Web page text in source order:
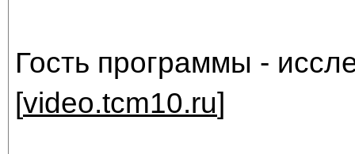
Гость программы -
[video.tcm10.ru]